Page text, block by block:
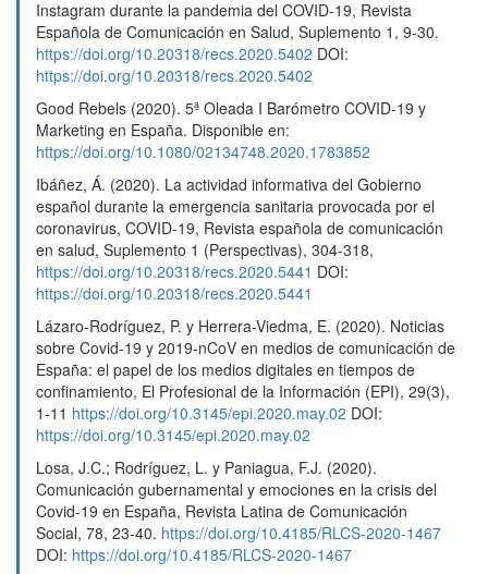
Instagram durante la pandemia del COVID-19, Revista
Española de Comunicación en Salud, Suplemento 1, 9-30.
https://doi.org/10.20318/recs.2020.5402 DOI:
https://doi.org/10.20318/recs.2020.5402
Good Rebels (2020). 5ª Oleada I Barómetro COVID-19 y
Marketing en España. Disponible en:
https://doi.org/10.1080/02134748.2020.1783852
Ibáñez, Á. (2020). La actividad informativa del Gobierno
español durante la emergencia sanitaria provocada por el
coronavirus, COVID-19, Revista española de comunicación
en salud, Suplemento 1 (Perspectivas), 304-318,
https://doi.org/10.20318/recs.2020.5441 DOI:
https://doi.org/10.20318/recs.2020.5441
Lázaro-Rodríguez, P. y Herrera-Viedma, E. (2020). Noticias
sobre Covid-19 y 2019-nCoV en medios de comunicación de
España: el papel de los medios digitales en tiempos de
confinamiento, El Profesional de la Información (EPI), 29(3),
1-11 https://doi.org/10.3145/epi.2020.may.02 DOI:
https://doi.org/10.3145/epi.2020.may.02
Losa, J.C.; Rodríguez, L. y Paniagua, F.J. (2020).
Comunicación gubernamental y emociones en la crisis del
Covid-19 en España, Revista Latina de Comunicación
Social, 78, 23-40. https://doi.org/10.4185/RLCS-2020-1467
DOI: https://doi.org/10.4185/RLCS-2020-1467